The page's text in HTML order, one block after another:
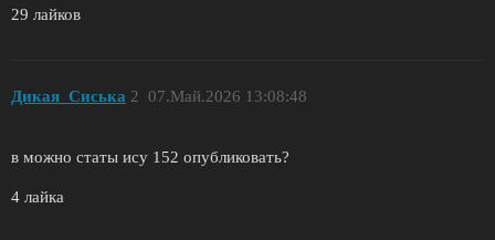
29 лайков
Дикая_Сиська 07.Май.2026 13:08:48
2
в можно статы ису 152 опубликовать?
4 лайка